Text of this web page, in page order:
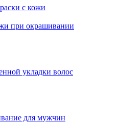
с кожи
при окрашивании
укладки волос
для мужчин